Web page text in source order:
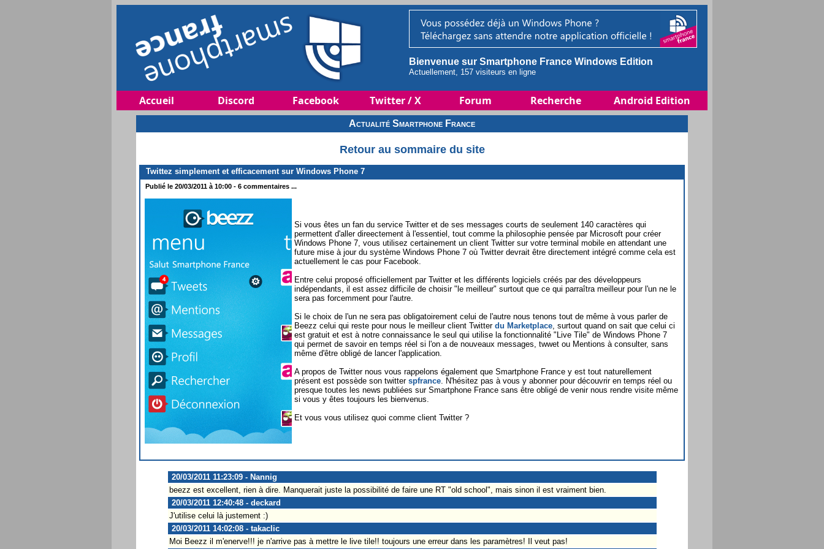
Bienvenue sur Smartphone France Windows Edition
Actuellement, 157 visiteurs en ligne
Accueil Discord Facebook Twitter / X Forum Recherche Android Edition
Actualité Smartphone France
Retour au sommaire du site
Twittez simplement et efficacement sur Windows Phone 7
Publié le 20/03/2011 à 10:00 - 6 commentaires ...
Si vous êtes un fan du service Twitter et de ses messages courts de seulement 140 caractères qui
permettent d'aller direectement à l'essentiel, tout comme la philosophie pensée par Microsoft pour créer
Windows Phone 7, vous utilisez certainement un client Twitter sur votre terminal mobile en attendant une
future mise à jour du système Windows Phone 7 où Twitter devrait être directement intégré comme cela est
actuellement le cas pour Facebook.
Entre celui proposé officiellement par Twitter et les différents logiciels créés par des développeurs
indépendants, il est assez difficile de choisir "le meilleur" surtout que ce qui parraîtra meilleur pour l'un ne le
sera pas forcemment pour l'autre.
Si le choix de l'un ne sera pas obligatoirement celui de l'autre nous tenons tout de même à vous parler de
Beezz celui qui reste pour nous le meilleur client Twitter du Marketplace , surtout quand on sait que celui ci
est gratuit et est à notre connaissance le seul qui utilise la fonctionnalité "Live Tile" de Windows Phone 7
qui permet de savoir en temps réel si l'on a de nouveaux messages, twwet ou Mentions à consulter, sans
même d'être obligé de lancer l'application.
A propos de Twitter nous vous rappelons également que Smartphone France y est tout naturellement
présent est possède son twitter spfrance . N'hésitez pas à vous y abonner pour découvrir en temps réel ou
presque toutes les news publiées sur Smartphone France sans être obligé de venir nous rendre visite même
si vous y êtes toujours les bienvenus.
Et vous vous utilisez quoi comme client Twitter ?
20/03/2011 11:23:09 - Nannig
beezz est excellent, rien à dire. Manquerait juste la possibilité de faire une RT "old school", mais sinon il est vraiment bien.
20/03/2011 12:40:48 - deckard
J'utilise celui là justement :)
20/03/2011 14:02:08 - takaclic
Moi Beezz il m'enerve!!! je n'arrive pas à mettre le live tile!! toujours une erreur dans les paramètres! Il veut pas!